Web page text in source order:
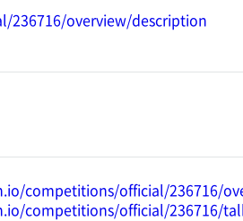
overview/description
competitions/official/236716/
competitions/official/236716/